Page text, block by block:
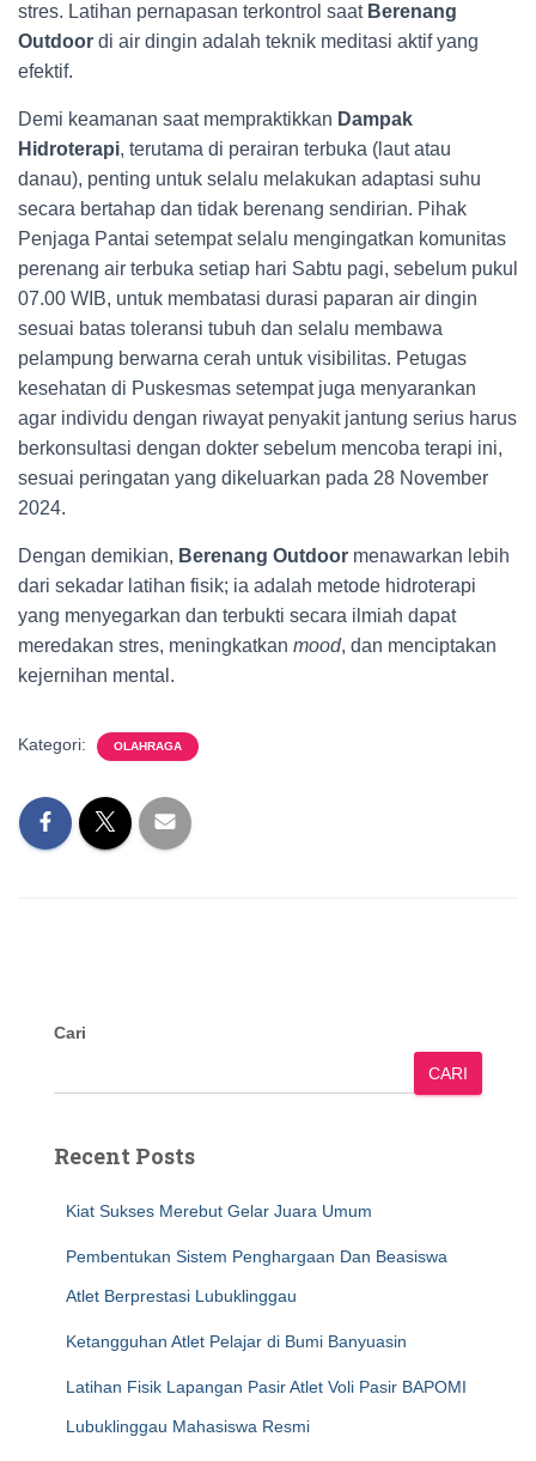
stres. Latihan pernapasan terkontrol saat Berenang
Outdoor di air dingin adalah teknik meditasi aktif yang
efektif.
Demi keamanan saat mempraktikkan Dampak
Hidroterapi, terutama di perairan terbuka (laut atau
danau), penting untuk selalu melakukan adaptasi suhu
secara bertahap dan tidak berenang sendirian. Pihak
Penjaga Pantai setempat selalu mengingatkan komunitas
perenang air terbuka setiap hari Sabtu pagi, sebelum pukul
07.00 WIB, untuk membatasi durasi paparan air dingin
sesuai batas toleransi tubuh dan selalu membawa
pelampung berwarna cerah untuk visibilitas. Petugas
kesehatan di Puskesmas setempat juga menyarankan
agar individu dengan riwayat penyakit jantung serius harus
berkonsultasi dengan dokter sebelum mencoba terapi ini,
sesuai peringatan yang dikeluarkan pada 28 November
2024.
Dengan demikian, Berenang Outdoor menawarkan lebih
dari sekadar latihan fisik; ia adalah metode hidroterapi
yang menyegarkan dan terbukti secara ilmiah dapat
meredakan stres, meningkatkan mood, dan menciptakan
kejernihan mental.
Kategori: OLAHRAGA
Cari
CARI
Recent Posts
Kiat Sukses Merebut Gelar Juara Umum
Pembentukan Sistem Penghargaan Dan Beasiswa
Atlet Berprestasi Lubuklinggau
Ketangguhan Atlet Pelajar di Bumi Banyuasin
Latihan Fisik Lapangan Pasir Atlet Voli Pasir BAPOMI
Lubuklinggau Mahasiswa Resmi